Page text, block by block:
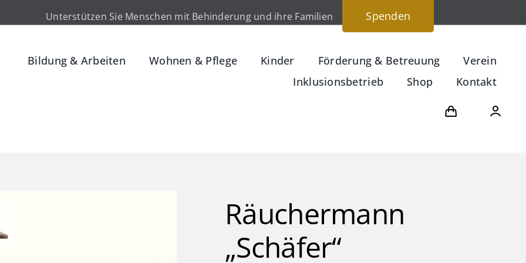
Unterstützen Sie Menschen mit Behinderung und ihre Familien Spenden
Bildung & Arbeiten Wohnen & Pflege Kinder Förderung & Betreuung
Verein
Inklusionsbetrieb
Shop Kontakt
Räuchermann
„Schäfer“